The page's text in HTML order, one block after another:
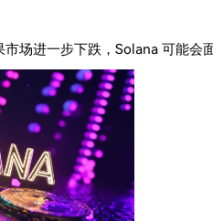
场进一步下跌，Solana 可能会